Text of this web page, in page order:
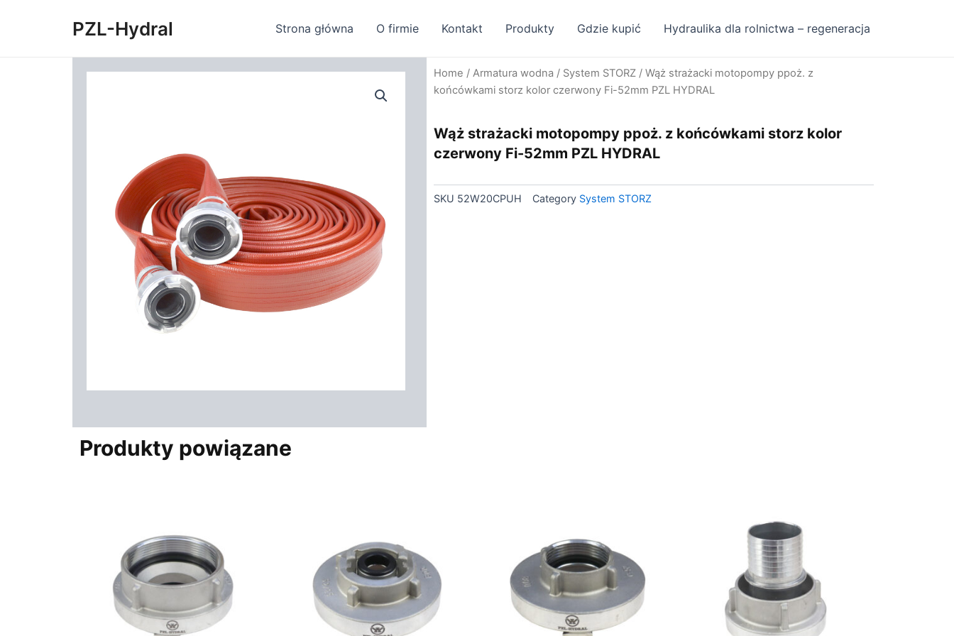
PZL-Hydral Strona główna O firmie Kontakt Produkty Gdzie kupić Hydraulika dla rolnictwa – regeneracja
Home / Armatura wodna / System STORZ / Wąż strażacki motopompy ppoż. z
końcówkami storz kolor czerwony Fi-52mm PZL HYDRAL
Wąż strażacki motopompy ppoż. z końcówkami storz kolor
czerwony Fi-52mm PZL HYDRAL
SKU 52W20CPUH Category System STORZ
Produkty powiązane